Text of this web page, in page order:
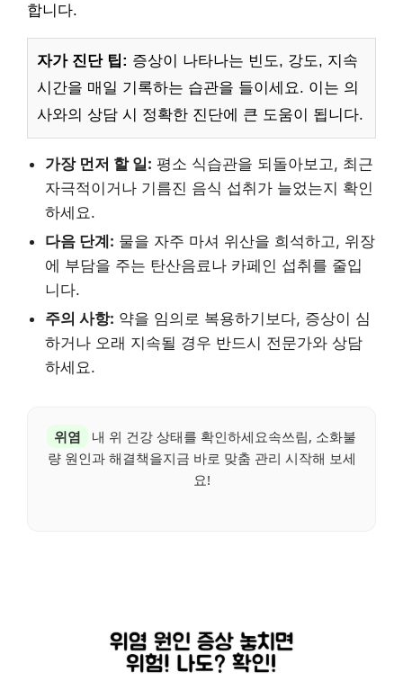
합니다.
자가 진단 팁: 증상이 나타나는 빈도, 강도, 지속
시간을 매일 기록하는 습관을 들이세요. 이는 의
사와의 상담 시 정확한 진단에 큰 도움이 됩니다.
가장 먼저 할 일: 평소 식습관을 되돌아보고, 최근
자극적이거나 기름진 음식 섭취가 늘었는지 확인
하세요.
다음 단계: 물을 자주 마셔 위산을 희석하고, 위장
에 부담을 주는 탄산음료나 카페인 섭취를 줄입
니다.
주의 사항: 약을 임의로 복용하기보다, 증상이 심
하거나 오래 지속될 경우 반드시 전문가와 상담
하세요.
위염
내 위 건강 상태를 확인하세요속쓰림, 소화불
량 원인과 해결책을지금 바로 맞춤 관리 시작해 보세
요!